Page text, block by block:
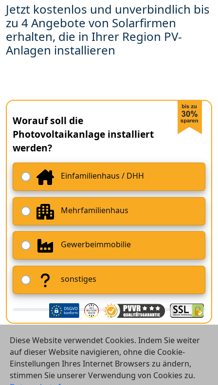
Jetzt kostenlos und unverbindlich bis
zu 4 Angebote von Solarfirmen
erhalten, die in Ihrer Region PV-
Anlagen installieren
Worauf soll die
Photovoltaikanlage installiert
werden?
Einfamilienhaus / DHH
Mehrfamilienhaus
Gewerbeimmobilie
sonstiges
© 2026 Vergleichsrechner24 GmbH
Diese Website verwendet Cookies. Indem Sie weiter
auf dieser Website navigieren, ohne die Cookie-
Einstellungen Ihres Internet Browsers zu ändern,
stimmen Sie unserer Verwendung von Cookies zu.